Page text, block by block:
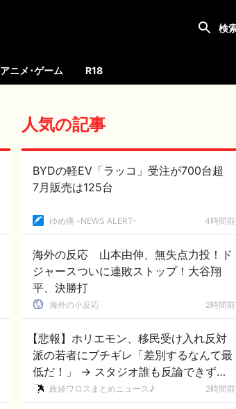
アニメ･ゲーム R18
人気の記事
BYDの軽EV「ラッコ」受注が700台超
7月販売は125台
ゆめ痛 -NEWS ALERT- 4時間前
海外の反応 山本由伸、無失点力投！ド
ジャースついに連敗ストップ！大谷翔
平、決勝打
海外の小反応 2時間前
【悲報】ホリエモン、移民受け入れ反対
派の若者にブチギレ「差別するなんて最
低だ！」 → スタジオ誰も反論できず沈
黙 ………
政経ワロスまとめニュース♪ 2時間前